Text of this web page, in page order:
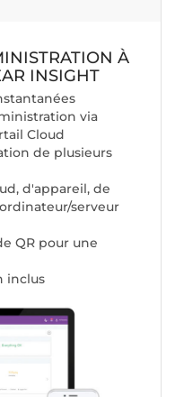
À
INSIGHT
via
Cloud
de plusieurs
d'appareil, de
serveur
QR pour une
inclus